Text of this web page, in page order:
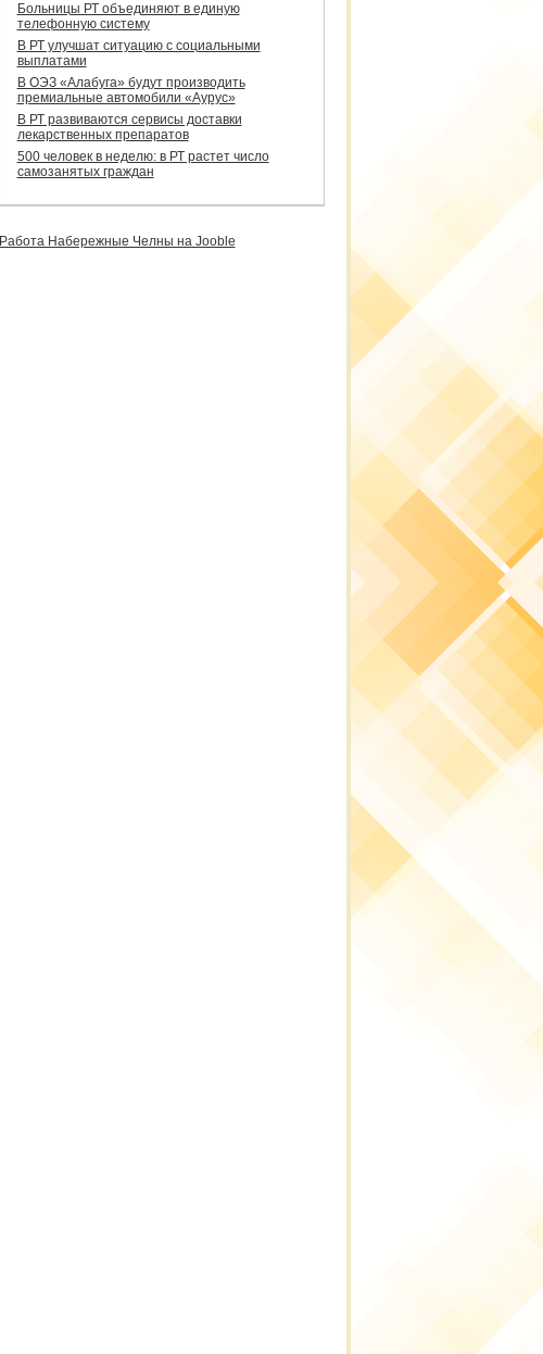
Больницы РТ объединяют в единую
телефонную систему
В РТ улучшат ситуацию с социальными
выплатами
В ОЭЗ «Алабуга» будут производить
премиальные автомобили «Аурус»
В РТ развиваются сервисы доставки
лекарственных препаратов
500 человек в неделю: в РТ растет число
самозанятых граждан
Работа Набережные Челны на Jooble